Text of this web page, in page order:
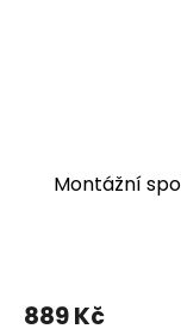
Montážní
889 Kč